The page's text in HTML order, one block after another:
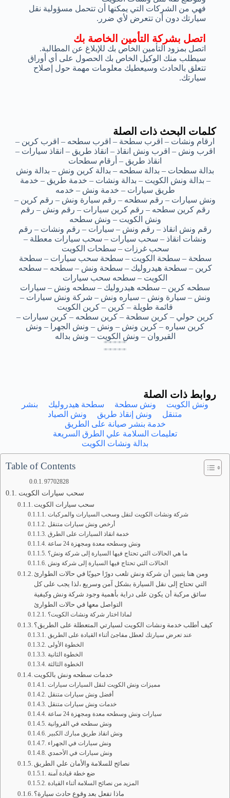
اتصل بشركة التأمين الخاصة بك
اتصل بمزود التأمين الخاص بك للإبلاغ عن المطالبة.
سيطلب منك الوكيل الخاص بك الحصول على أي أوراق
تتعلق بالحادث وسيعطيك معلومات مهمة حول إصلاح
سيارتك.
فهي من الشركات التي يمكنها أن تتحمل مسؤولية نقل
سيارتك دون أن تتعرض لأي ضرر.
كلمات البحث ذات الصلة
ارقام ونشات – اقرب سطحة – اقرب سطحه – اقرب كرين –
اقرب ونش – اقرب ونش انقاذ – انقاذ طريق – انقاذ سيارات –
انقاذ طريق – أرقام سطحات
بدالة سطحات – بدالة سطحه – بدالة كرين ونش – بدالة ونش
– بدالة ونش الكويت – بدالة ونشات – خدمة طريق – خدمة
طريق سيارات – خدمة ونش – خدمه
ونش سيارات – رقم سطحه – رقم سيارة ونش – رقم كرين –
رقم كرين سطحه – رقم كرين سيارات – رقم ونش – رقم
ونش الكويت – ونش سطحه
رقم ونش انقاذ – رقم ونش – سيارات – رقم ونشات – رقم
ونشات انقاذ – سحب سيارات – سحب سيارات معطلة –
سحب غرزات – سطحات الكويت
سطحة – سطحة الكويت – سطحة سحب سيارات – سطحة
كرين – سطحة هيدروليك – سطحة ونش – سطحه – سطحه
الكويت – سطحه سحب سيارات
سطحه كرين – سطحه هيدروليك – سطحه ونش – سيارات
ونش – سيارة ونش – سياره ونش – شركة ونش سيارات –
قائمة طويلة – كرين – كرين الكويت
كرين حولي – كرين سطحة – كرين سطحه – كرين سيارات –
كرين سياره – كرين ونش – ونش – ونش الجهرا – ونش
القيروان – ونش الكويت – ونش بداله
روابط ذات الصلة
ونش الكويت ونش سطحة سطحة هيدروليك
بنشر
متنقل
ونش إنقاذ طريق
ونش الصياد
خدمة بنشر صيانة على الطريق
تعليمات السلامة علي الطرق السريعة
بدالة ونشات الكويت
Table of Contents
97702828
سحب سيارات الكويت
سحب سيارات الكويت
شركة ونشات الكويت لنقل وسحب السيارات والمركبات
أرخص ونش سيارات متنقل
خدمة انقاذ السيارات على الطرق
ونش وسطحه معدة ومجهزة 24 ساعة
ما هي الحالات التي تحتاج فيها السيارة إلى شركة ونش؟
الحالات التي تحتاج فيها السيارة إلى شركة ونش
ومن هنا يتبين أن شركة ونش تلعب دورًا حيويًا في حالات الطوارئ
التي تحتاج إلى نقل السيارة بشكل آمن وسريع ،لذا يجب على كل
سائق مركبة أن يكون على دراية بأهمية وجود شركة ونش وكيفية
التواصل معها في حالات الطوارئ
لماذا اختار شركة ونشات الكويت؟
كيف أطلب خدمة ونشات الكويت لسيارتي المتعطلة على الطريق؟
عند تعرض سيارتك لعطل مفاجئ أثناء القيادة على الطريق
الخطوة الأولى
الخطوة الثانية
الخطوة الثالثة
خدمات سطحه ونش بالكويت
مميزات ونش الكويت لنقل السيارات سيارات
أفضل ونش سيارات متنقل
خدمات ونش سيارات متنقل
سيارات ونش وسطحه معدة ومجهزة 24 ساعة
ونش سطحه في الفروانية
ونش انقاذ طريق مبارك الكبير
ونش سيارات في الجهراء
ونش سيارات في الأحمدي
نصائح للسلامة والأمان علي الطريق
ضع خطة قيادة آمنة
المزيد من نصائح السلامة أثناء القيادة
ماذا تفعل بعد وقوع حادث سيارة؟